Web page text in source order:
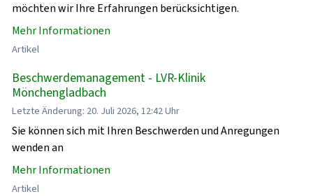
möchten wir Ihre Erfahrungen berücksichtigen.
Mehr Informationen
Artikel
Beschwerdemanagement - LVR-Klinik
Mönchengladbach
Letzte Änderung: 20. Juli 2026, 12:42 Uhr
Sie können sich mit Ihren Beschwerden und Anregungen
wenden an
Mehr Informationen
Artikel